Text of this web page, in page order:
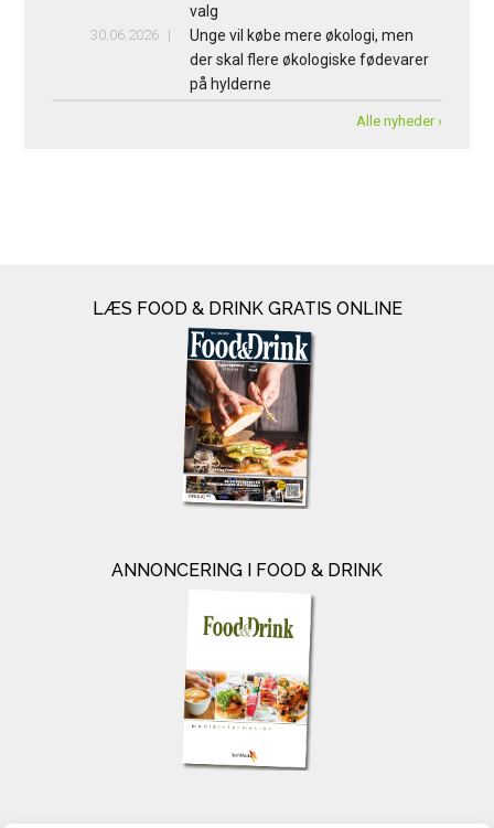
valg
30.06.2026
Unge vil købe mere økologi, men
der skal flere økologiske fødevarer
på hylderne
Alle nyheder ›
LÆS FOOD & DRINK GRATIS ONLINE
ANNONCERING I FOOD & DRINK